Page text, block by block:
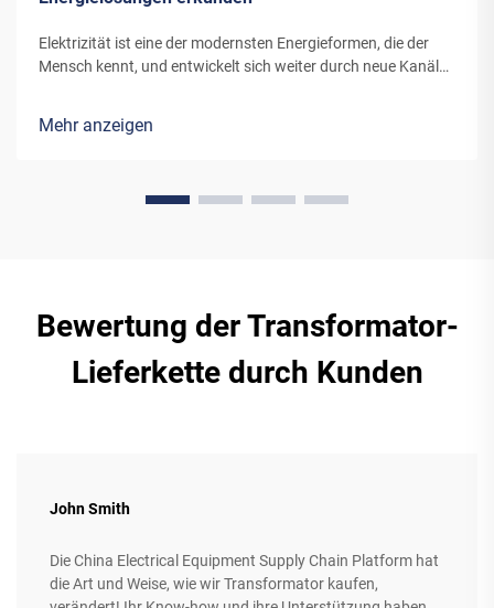
Elektrizität ist eine der modernsten Energieformen, die der
Mensch kennt, und entwickelt sich weiter durch neue Kanäle
Ausrüstung...
Mehr anzeigen
Bewertung der Transformator-
Lieferkette durch Kunden
John Smith
Die China Electrical Equipment Supply Chain Platform hat
die Art und Weise, wie wir Transformator kaufen,